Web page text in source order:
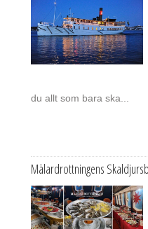
du allt som bara ska...
Mälardrottningens